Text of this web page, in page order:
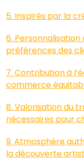
5. Inspirés par la
6.
préférences des
7. Contribution à
commerce
8. Valorisation du
nécessaires pour
9. Atmosphère
la découverte